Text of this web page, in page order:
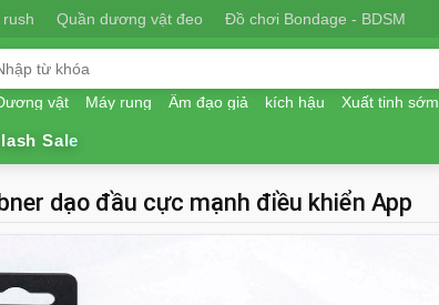
Quần dương vật đeo Đồ chơi Bondage - BDSM
vật Máy rung Âm đạo giả kích hậu Xuất tinh sớm
Sale
dạo đầu cực mạnh điều khiển App